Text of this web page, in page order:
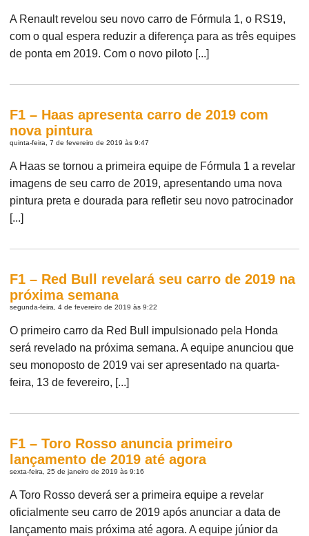
A Renault revelou seu novo carro de Fórmula 1, o RS19,
com o qual espera reduzir a diferença para as três equipes
de ponta em 2019. Com o novo piloto [...]
F1 – Haas apresenta carro de 2019 com
nova pintura
quinta-feira, 7 de fevereiro de 2019 às 9:47
A Haas se tornou a primeira equipe de Fórmula 1 a revelar
imagens de seu carro de 2019, apresentando uma nova
pintura preta e dourada para refletir seu novo patrocinador
[...]
F1 – Red Bull revelará seu carro de 2019 na
próxima semana
segunda-feira, 4 de fevereiro de 2019 às 9:22
O primeiro carro da Red Bull impulsionado pela Honda
será revelado na próxima semana. A equipe anunciou que
seu monoposto de 2019 vai ser apresentado na quarta-
feira, 13 de fevereiro, [...]
F1 – Toro Rosso anuncia primeiro
lançamento de 2019 até agora
sexta-feira, 25 de janeiro de 2019 às 9:16
A Toro Rosso deverá ser a primeira equipe a revelar
oficialmente seu carro de 2019 após anunciar a data de
lançamento mais próxima até agora. A equipe júnior da